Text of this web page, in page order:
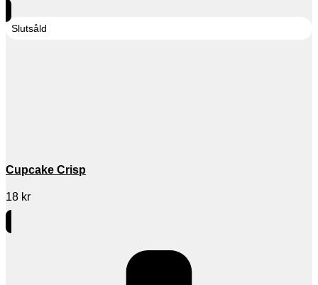
Slutsåld
Cupcake Crisp
18 kr